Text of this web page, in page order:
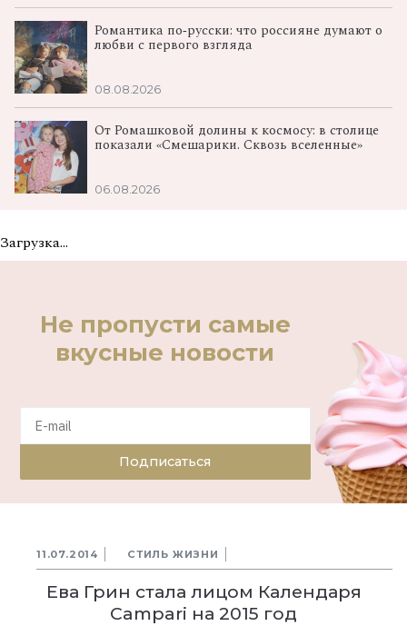
Романтика по‑русски: что россияне думают о
любви с первого взгляда
08.08.2026
От Ромашковой долины к космосу: в столице
показали «Смешарики. Сквозь вселенные»
06.08.2026
Загрузка...
Не пропусти самые
вкусные новости
Подписаться
11.07.2014 СТИЛЬ ЖИЗНИ
Ева Грин стала лицом Календаря
Campari на 2015 год